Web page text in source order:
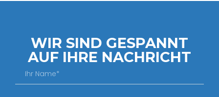
WIR SIND GESPANNT
AUF IHRE NACHRICHT